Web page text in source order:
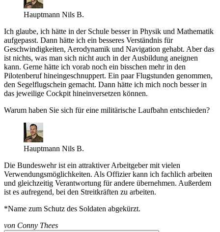
Hauptmann Nils B.
Ich glaube, ich hätte in der Schule besser in Physik und Mathematik
aufgepasst. Dann hätte ich ein besseres Verständnis für
Geschwindigkeiten, Aerodynamik und Navigation gehabt. Aber das
ist nichts, was man sich nicht auch in der Ausbildung aneignen
kann. Gerne hätte ich vorab noch ein bisschen mehr in den
Pilotenberuf hineingeschnuppert. Ein paar Flugstunden genommen,
den Segelflugschein gemacht. Dann hätte ich mich noch besser in
das jeweilige Cockpit hineinversetzen können.
Warum haben Sie sich für eine militärische Laufbahn entschieden?
Hauptmann Nils B.
Die Bundeswehr ist ein attraktiver Arbeitgeber mit vielen
Verwendungsmöglichkeiten. Als Offizier kann ich fachlich arbeiten
und gleichzeitig Verantwortung für andere übernehmen. Außerdem
ist es aufregend, bei den Streitkräften zu arbeiten.
*Name zum Schutz des Soldaten abgekürzt.
von Conny Thees